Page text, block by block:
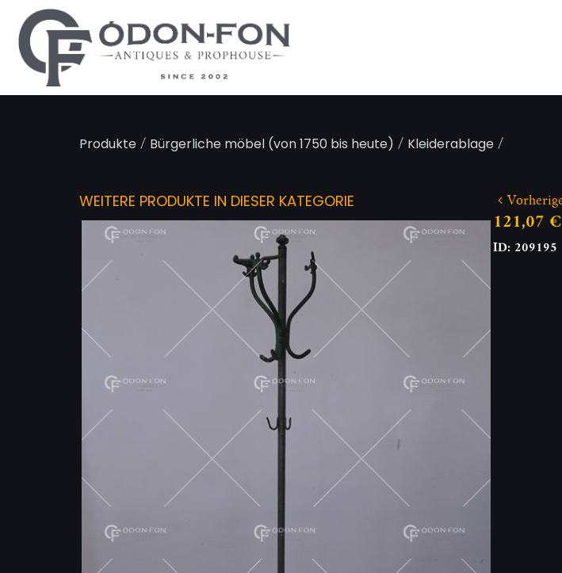
Produkte/ Bürgerliche möbel (von 1750 bis heute) / Kleiderablage/
WEITERE PRODUKTE IN DIESER KATEGORIE
121,07 €
ID: 209195
Cookie-Einstellungen